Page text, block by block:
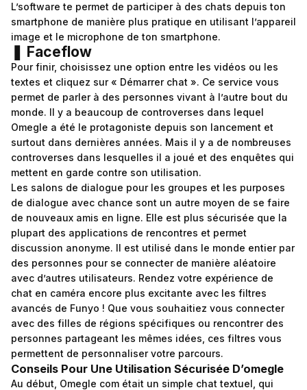
L’software te permet de participer à des chats depuis ton
smartphone de manière plus pratique en utilisant l’appareil
image et le microphone de ton smartphone.
❚ Faceflow
Pour finir, choisissez une option entre les vidéos ou les
textes et cliquez sur « Démarrer chat ». Ce service vous
permet de parler à des personnes vivant à l’autre bout du
monde. Il y a beaucoup de controverses dans lequel
Omegle a été le protagoniste depuis son lancement et
surtout dans dernières années. Mais il y a de nombreuses
controverses dans lesquelles il a joué et des enquêtes qui
mettent en garde contre son utilisation.
Les salons de dialogue pour les groupes et les purposes
de dialogue avec chance sont un autre moyen de se faire
de nouveaux amis en ligne. Elle est plus sécurisée que la
plupart des applications de rencontres et permet
discussion anonyme. Il est utilisé dans le monde entier par
des personnes pour se connecter de manière aléatoire
avec d’autres utilisateurs. Rendez votre expérience de
chat en caméra encore plus excitante avec les filtres
avancés de Funyo ! Que vous souhaitiez vous connecter
avec des filles de régions spécifiques ou rencontrer des
personnes partageant les mêmes idées, ces filtres vous
permettent de personnaliser votre parcours.
Conseils Pour Une Utilisation Sécurisée D’omegle
Au début, Omegle com était un simple chat textuel, qui